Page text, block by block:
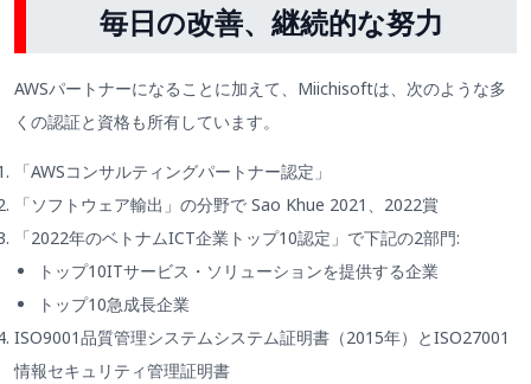
毎日の改善、継続的な努力
AWSパートナーになることに加えて、Miichisoftは、次のような多
くの認証と資格も所有しています。
「AWSコンサルティングパートナー認定」
「ソフトウェア輸出」の分野で Sao Khue 2021、2022賞
「2022年のベトナムICT企業トップ10認定」で下記の2部門:
トップ10ITサービス・ソリューションを提供する企業
トップ10急成長企業
ISO9001品質管理システムシステム証明書（2015年）とISO27001
情報セキュリティ管理証明書